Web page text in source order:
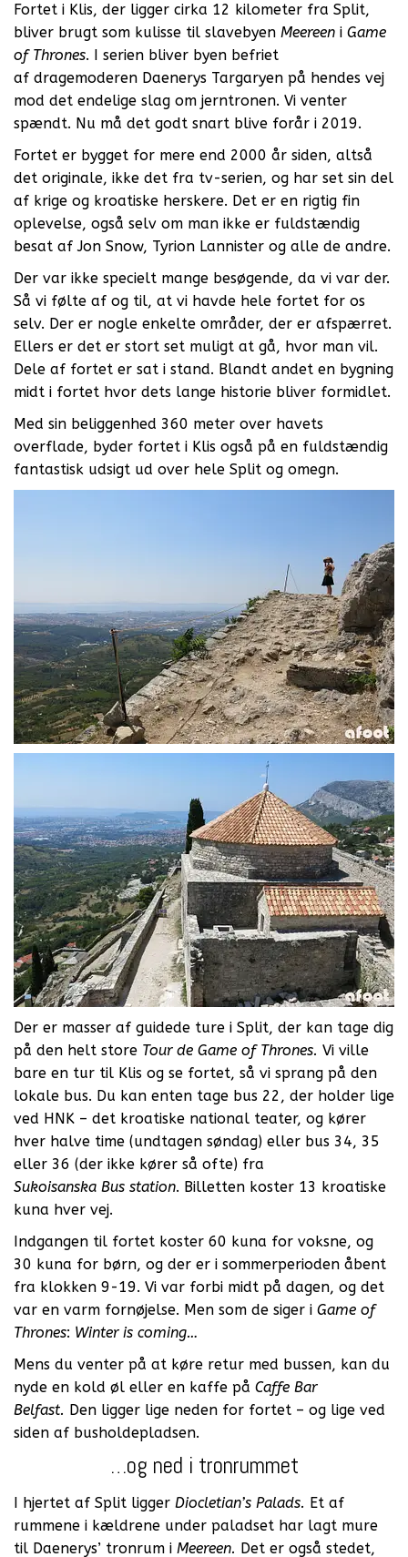
Fortet i Klis, der ligger cirka 12 kilometer fra Split,
bliver brugt som kulisse til slavebyen Meereen i Game
of Thrones. I serien bliver byen befriet
af dragemoderen Daenerys Targaryen på hendes vej
mod det endelige slag om jerntronen. Vi venter
spændt. Nu må det godt snart blive forår i 2019.
Fortet er bygget for mere end 2000 år siden, altså
det originale, ikke det fra tv-serien, og har set sin del
af krige og kroatiske herskere. Det er en rigtig fin
oplevelse, også selv om man ikke er fuldstændig
besat af Jon Snow, Tyrion Lannister og alle de andre.
Der var ikke specielt mange besøgende, da vi var der.
Så vi følte af og til, at vi havde hele fortet for os
selv. Der er nogle enkelte områder, der er afspærret.
Ellers er det er stort set muligt at gå, hvor man vil.
Dele af fortet er sat i stand. Blandt andet en bygning
midt i fortet hvor dets lange historie bliver formidlet.
Med sin beliggenhed 360 meter over havets
overflade, byder fortet i Klis også på en fuldstændig
fantastisk udsigt ud over hele Split og omegn.
Der er masser af guidede ture i Split, der kan tage dig
på den helt store Tour de Game of Thrones. Vi ville
bare en tur til Klis og se fortet, så vi sprang på den
lokale bus. Du kan enten tage bus 22, der holder lige
ved HNK – det kroatiske national teater, og kører
hver halve time (undtagen søndag) eller bus 34, 35
eller 36 (der ikke kører så ofte) fra
Sukoisanska Bus station. Billetten koster 13 kroatiske
kuna hver vej.
Indgangen til fortet koster 60 kuna for voksne, og
30 kuna for børn, og der er i sommerperioden åbent
fra klokken 9-19. Vi var forbi midt på dagen, og det
var en varm fornøjelse. Men som de siger i Game of
Thrones: Winter is coming…
Mens du venter på at køre retur med bussen, kan du
nyde en kold øl eller en kaffe på Caffe Bar
Belfast. Den ligger lige neden for fortet – og lige ved
siden af busholdepladsen.
…og ned i tronrummet
I hjertet af Split ligger Diocletian’s Palads. Et af
rummene i kældrene under paladset har lagt mure
til Daenerys’ tronrum i Meereen. Det er også stedet,